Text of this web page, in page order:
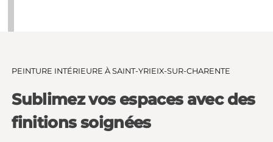
PEINTURE INTÉRIEURE À SAINT-YRIEIX-SUR-CHARENTE
Sublimez vos espaces avec des
finitions soignées